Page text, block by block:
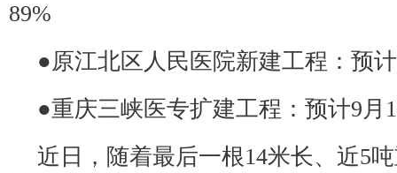
89%
●原江北区人民医院新建工程：预
●重庆三峡医专扩建工程：预计9月
近日，随着最后一根14米长、近5